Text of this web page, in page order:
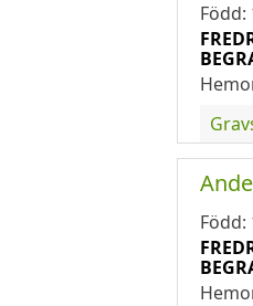
Född:
Född: